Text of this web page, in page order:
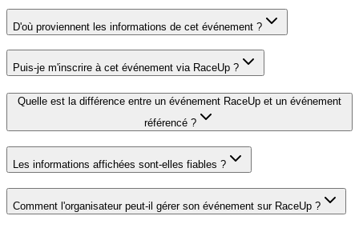
D'où proviennent les informations de cet événement ?
Puis-je m'inscrire à cet événement via RaceUp ?
Quelle est la différence entre un événement RaceUp et un événement
référencé ?
Les informations affichées sont-elles fiables ?
Comment l'organisateur peut-il gérer son événement sur RaceUp ?